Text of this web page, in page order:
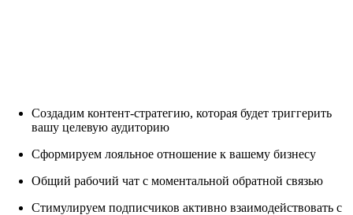
Создадим контент-стратегию, которая будет триггерить
вашу целевую аудиторию
Сформируем лояльное отношение к вашему бизнесу
Общий рабочий чат с моментальной обратной связью
Стимулируем подписчиков активно взаимодействовать с